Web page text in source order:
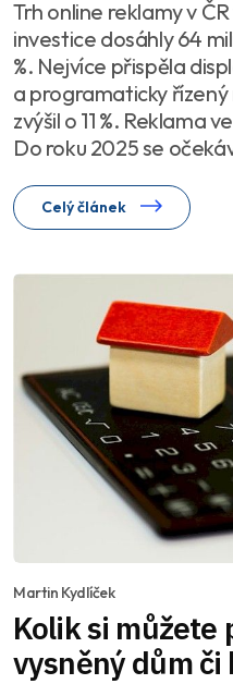
Trh online reklamy v
investice dosáhly 64
%. Nejvíce přispěla
a programaticky
zvýšil o 11 %. Reklama
Do roku 2025 se
Celý článek
Martin Kydlíček
Kolik si můžete
vysněný dům či